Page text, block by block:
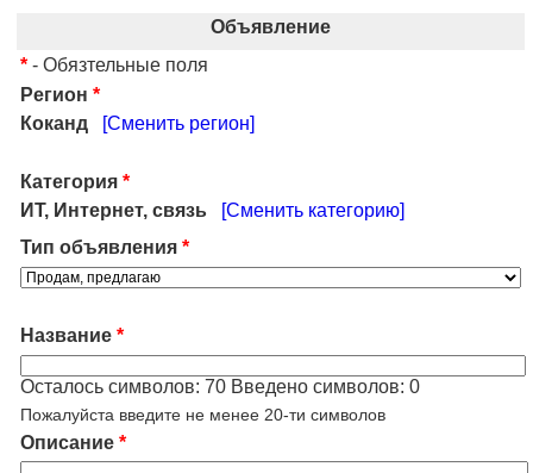
Объявление
* - Обязтельные поля
Регион *
Коканд
[Сменить регион]
Категория *
ИТ, Интернет, связь
[Сменить категорию]
Тип объявления *
Название *
Осталось символов: 70 Введено символов: 0
Пожалуйста введите не менее 20-ти символов
Описание *